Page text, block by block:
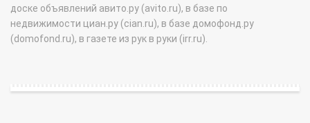
доске объявлений авито.ру (avito.ru), в базе по
недвижимости циан.ру (cian.ru), в базе домофонд.ру
(domofond.ru), в газете из рук в руки (irr.ru).